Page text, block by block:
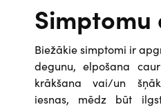
Biežākie simptomi ir
degunu, elpošana
krākšana vai/un
iesnas, mēdz būt